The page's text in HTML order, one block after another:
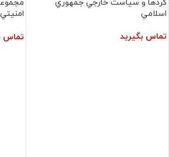
کردها و سياست‏ خارجي‏ جمهوري‏
اسلامي‏
تماس بگیرید
تماس